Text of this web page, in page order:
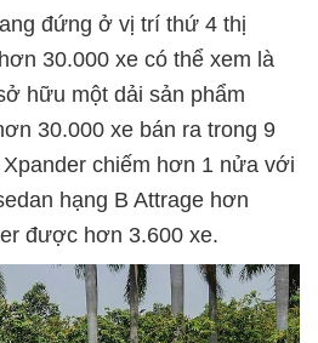
đứng ở vị trí thứ 4 thị
30.000 xe có thể xem là
hữu một dải sản phẩm
30.000 xe bán ra trong 9
chiếm hơn 1 nửa với
hạng B Attrage hơn
được hơn 3.600 xe.